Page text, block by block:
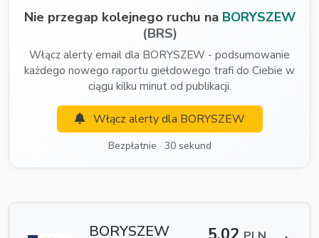
Nie przegap kolejnego ruchu na BORYSZEW
(BRS)
Włącz alerty email dla BORYSZEW - podsumowanie
każdego nowego raportu giełdowego trafi do Ciebie w
ciągu kilku minut od publikacji.
Włącz alerty dla BORYSZEW
Bezpłatnie · 30 sekund
BORYSZEW